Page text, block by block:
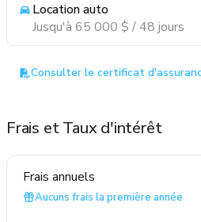
Location auto
Jusqu'à 65 000 $ / 48 jours
Consulter le certificat
Frais et Taux d'intérêt
Frais annuels
Aucuns frais la première année